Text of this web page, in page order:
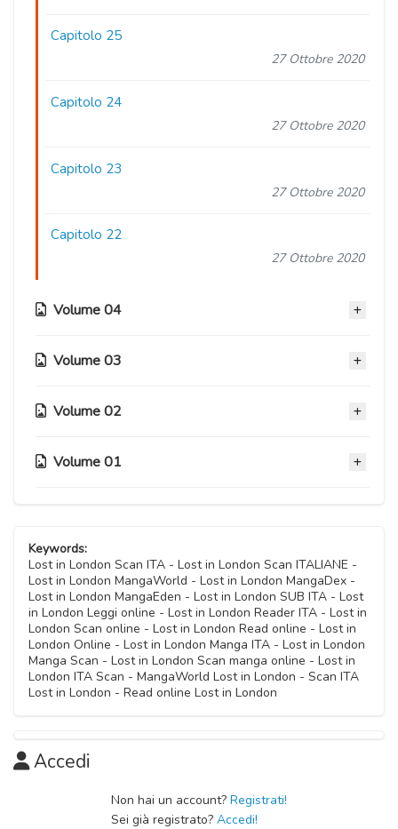
Capitolo 25
27 Ottobre 2020
Capitolo 24
27 Ottobre 2020
Capitolo 23
27 Ottobre 2020
Capitolo 22
27 Ottobre 2020
Volume 04
Capitolo 21
27 Ottobre 2020
Capitolo 18
27 Ottobre 2020
Volume 03
Capitolo 17
Capitolo 15
27 Ottobre 2020
Capitolo 14
27 Ottobre 2020
Capitolo 13
Volume 02
Capitolo 12
27 Ottobre 2020
Capitolo 10
27 Ottobre 2020
Capitolo 09
27 Ottobre 2020
Capitolo 07
Volume 01
Capitolo 05
27 Ottobre 2020
Capitolo 04
27 Ottobre 2020
27 Ottobre 2020
Keywords:
Lost in London Scan ITA - Lost in London Scan ITALIANE -
Lost in London MangaWorld - Lost in London MangaDex -
Lost in London MangaEden - Lost in London SUB ITA - Lost
in London Leggi online - Lost in London Reader ITA - Lost in
London Scan online - Lost in London Read online - Lost in
London Online - Lost in London Manga ITA - Lost in London
Manga Scan - Lost in London Scan manga online - Lost in
London ITA Scan - MangaWorld Lost in London - Scan ITA
Lost in London - Read online Lost in London
Accedi
Non hai un account? Registrati!
Sei già registrato? Accedi!